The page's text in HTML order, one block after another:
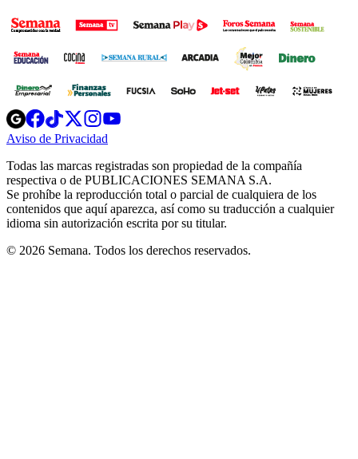
Opens
in
new
Opens
in
new
Opens
in
new
window
Opens
new
windowwindow
Aviso de Privacidad
new
window
Todas las marcas registradas son propiedad de la compañía
respectiva o de PUBLICACIONES SEMANA S.A.
Se prohíbe la reproducción total o parcial de cualquiera de los
contenidos que aquí aparezca, así como su traducción a cualquier
idioma sin autorización escrita por su titular.
© 2026 Semana. Todos los derechos reservados.